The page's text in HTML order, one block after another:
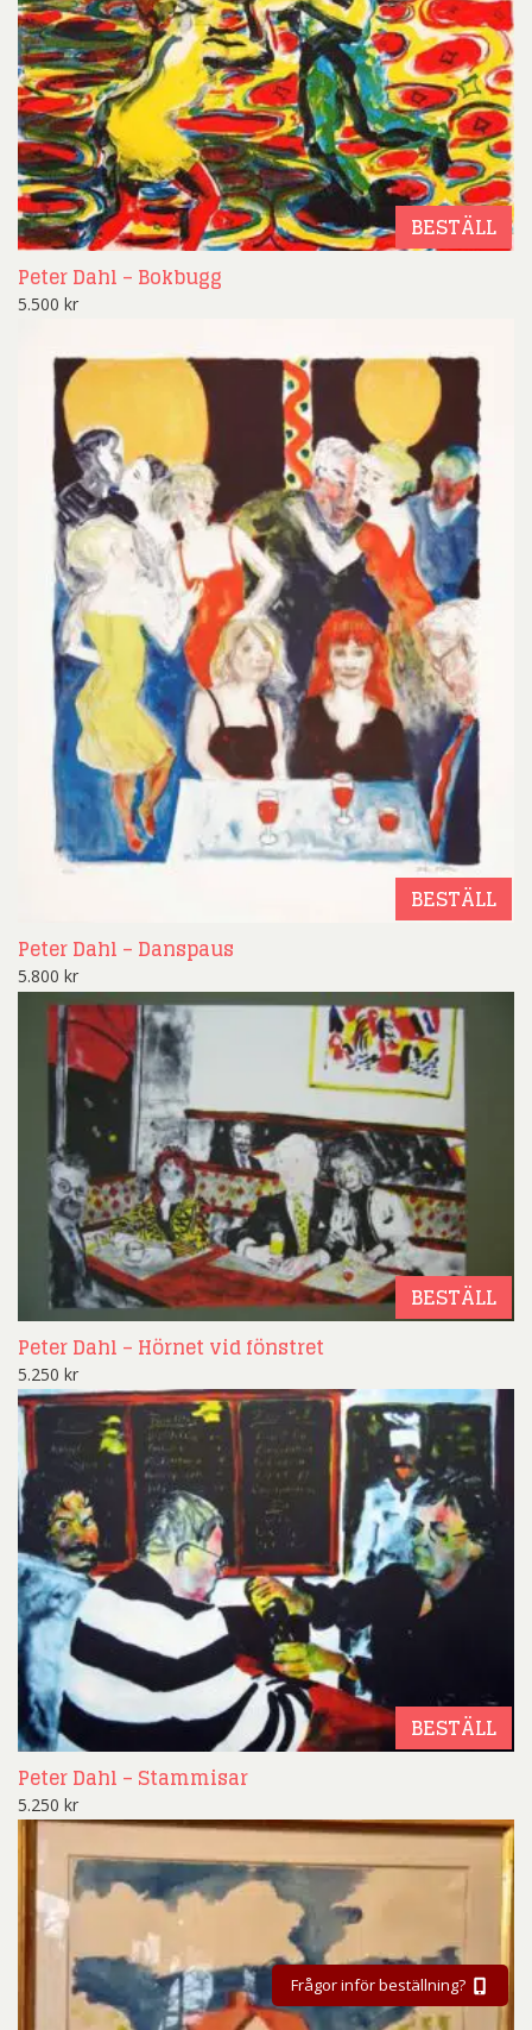
BESTÄLL
Peter Dahl – Bokbugg
5.500 kr
BESTÄLL
Peter Dahl – Danspaus
5.800 kr
BESTÄLL
Peter Dahl – Hörnet vid fönstret
5.250 kr
BESTÄLL
Peter Dahl – Stammisar
5.250 kr
Frågor inför beställning?